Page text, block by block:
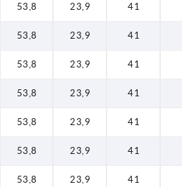
53,8 23,9 41
53,8 23,9 41
53,8 23,9 41
53,8 23,9 41
53,8 23,9 41
53,8 23,9 41
53,8 23,9 41